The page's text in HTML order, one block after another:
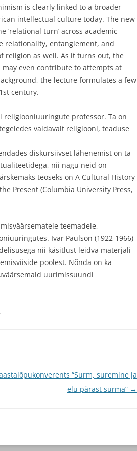
is clearly linked to a broader
intellectual culture today. The new
turn’ across academic
relationality, entanglement, and
religion as well. As it turns out, the
even contribute to attempts at
the lecture formulates a few
century.
religiooniuuringute professor. Ta on
valdavalt religiooni, teaduse
diskursiivset lähenemist on ta
nii nagu neid on
teoseks on A Cultural History
Present (Columbia University Press,
teemadele,
Ivar Paulson (1922-1966)
nii käsitlust leidva materjali
poolest. Nõnda on ka
uurimissuundi
.
aastalõpukonverents “Surm, suremine ja
elu pärast surma” →